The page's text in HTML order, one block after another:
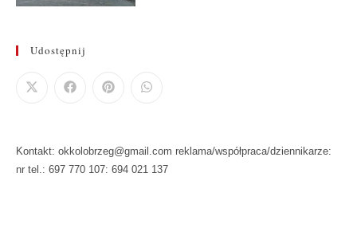
Udostępnij
Kontakt: okkolobrzeg@gmail.com reklama/współpraca/dziennikarze:
nr tel.: 697 770 107: 694 021 137